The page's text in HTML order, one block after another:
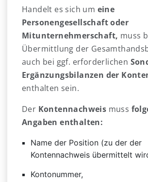
Handelt es sich um eine
Personengesellschaft oder
Mitunternehmerschaft, muss
Übermittlung der
auch bei ggf. erforderlichen
Ergänzungsbilanzen der
enthalten sein.
Der Kontennachweis muss
Angaben enthalten:
Name der Position (zu der der
Kontennachweis übermittelt
Kontonummer,